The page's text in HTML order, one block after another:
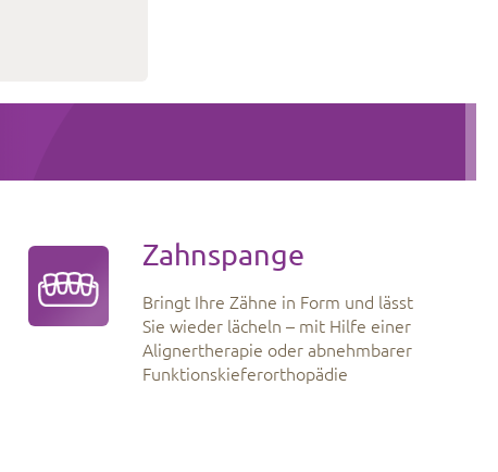
Zahnspange
Bringt Ihre Zähne in Form und lässt
Sie wieder lächeln – mit Hilfe einer
Alignertherapie oder abnehmbarer
Funktionskieferorthopädie